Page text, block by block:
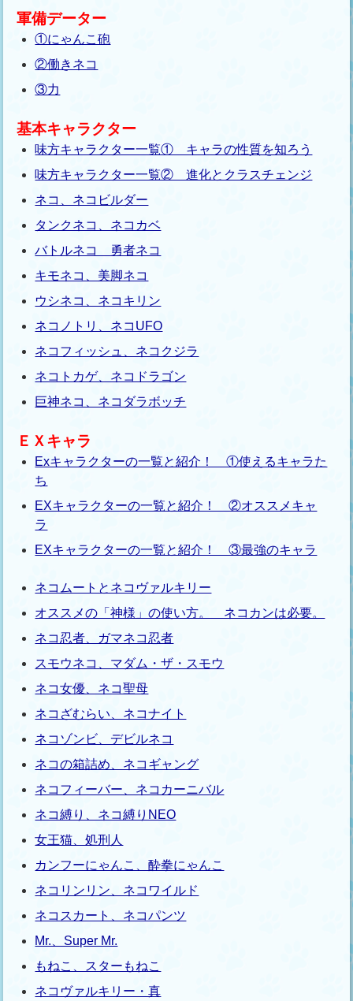
軍備データー
①にゃんこ砲
②働きネコ
③力
基本キャラクター
味方キャラクター一覧① キャラの性質を知ろう
味方キャラクター一覧② 進化とクラスチェンジ
ネコ、ネコビルダー
タンクネコ、ネコカベ
バトルネコ 勇者ネコ
キモネコ、美脚ネコ
ウシネコ、ネコキリン
ネコノトリ、ネコUFO
ネコフィッシュ、ネコクジラ
ネコトカゲ、ネコドラゴン
巨神ネコ、ネコダラボッチ
ＥＸキャラ
Exキャラクターの一覧と紹介！ ①使えるキャラた
ち
EXキャラクターの一覧と紹介！ ②オススメキャ
ラ
EXキャラクターの一覧と紹介！ ③最強のキャラ
ネコムートとネコヴァルキリー
オススメの「神様」の使い方。 ネコカンは必要。
ネコ忍者、ガマネコ忍者
スモウネコ、マダム・ザ・スモウ
ネコ女優、ネコ聖母
ネコざむらい、ネコナイト
ネコゾンビ、デビルネコ
ネコの箱詰め、ネコギャング
ネコフィーバー、ネコカーニバル
ネコ縛り、ネコ縛りNEO
女王猫、処刑人
カンフーにゃんこ、酔拳にゃんこ
ネコリンリン、ネコワイルド
ネコスカート、ネコパンツ
Mr.、Super Mr.
もねこ、スターもねこ
ネコヴァルキリー・真